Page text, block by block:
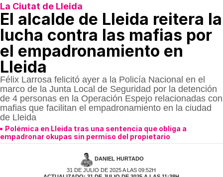
La Ciutat de Lleida
El alcalde de Lleida reitera la
lucha contra las mafias por
el empadronamiento en
Lleida
Félix Larrosa felicitó ayer a la Policía Nacional en el
marco de la Junta Local de Seguridad por la detención
de 4 personas en la Operación Espejo relacionadas con
mafias que facilitan el empadronamiento en la ciudad
de Lleida
Polémica en Lleida tras una sentencia que obliga a
empadronar okupas sin permiso del propietario
DANIEL HURTADO
31 DE JULIO DE 2025 A LAS 09:52H